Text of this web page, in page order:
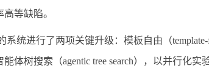
等缺陷。
系统进行了两项关键升级：模板自由（
能体树搜索（agentic tree search），以并行化实